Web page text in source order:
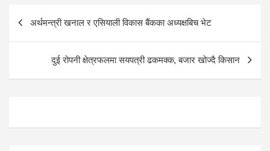
Post
navigation
अर्थमन्त्री खनाल र एसियाली विकास बैंकका अध्यक्षबिच भेट
दुई रोपनी क्षेत्रफलमा सयपत्री ढकमक्क, बजार खोज्दै किसान